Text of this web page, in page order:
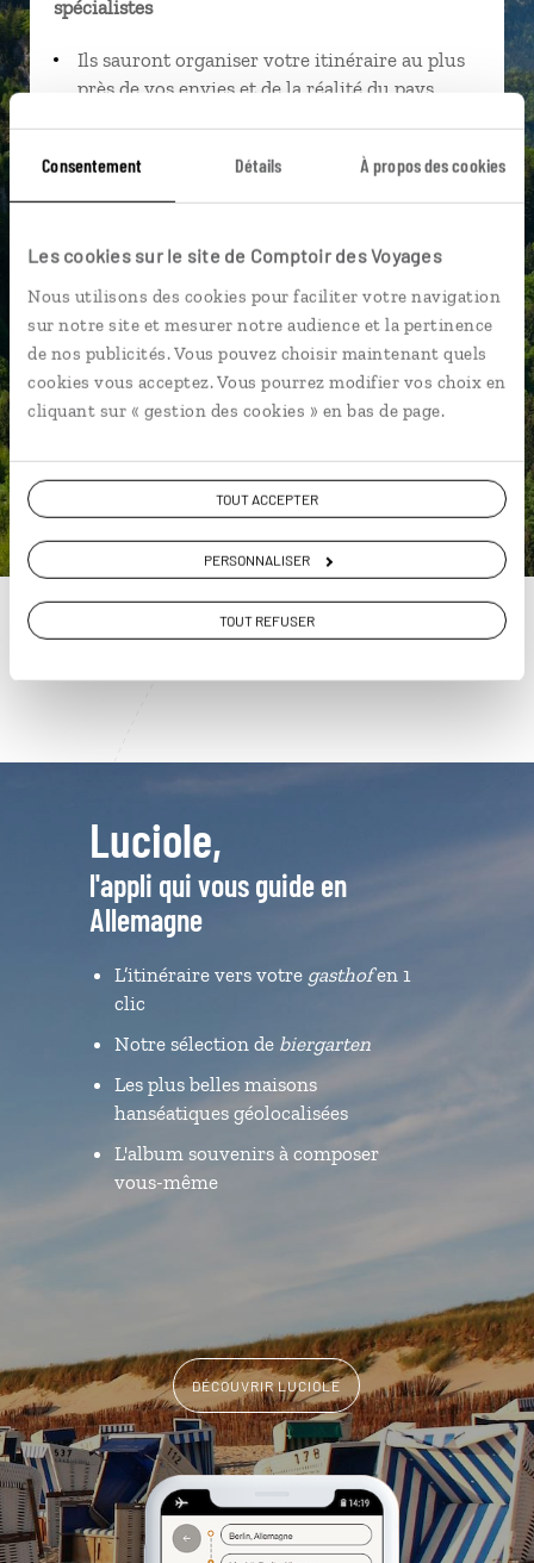
Consentement Détails À propos des cookies
Les cookies sur le site de Comptoir des Voyages
Nous utilisons des cookies pour faciliter votre navigation
sur notre site et mesurer notre audience et la pertinence
de nos publicités. Vous pouvez choisir maintenant quels
cookies vous acceptez. Vous pourrez modifier vos choix en
cliquant sur « gestion des cookies » en bas de page.
TOUT ACCEPTER
PERSONNALISER
TOUT REFUSER
spécialistes
Ils sauront organiser votre itinéraire au plus
près de vos envies et de la réalité du pays.
Échangez en face à face ou depuis nos studios
connectés en agence, mais aussi par email ou
pendant et après votre voyage.
DEMANDER UN DEVIS
Allemagne
01 86 95 65 14
Du lundi au samedi de 09h30 à 18h30
Luciole,
l'appli qui vous guide en
Allemagne
L’itinéraire vers votre gasthofen 1
clic
Notre sélection de biergarten
Les plus belles maisons
hanséatiques géolocalisées
L'album souvenirs à composer
vous-même
DÉCOUVRIR LUCIOLE